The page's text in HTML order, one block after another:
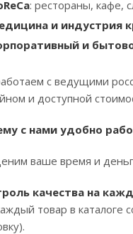
: рестораны, кафе,
и индустрия
и
с ведущими
и доступной
с нами удобно
ваше время и
качества на
товар в каталоге